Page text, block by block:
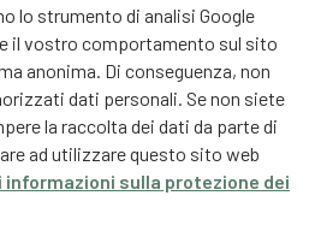
lo strumento di analisi Google
il vostro comportamento sul sito
anonima. Di conseguenza, non
dati personali. Se non siete
la raccolta dei dati da parte di
ad utilizzare questo sito web
informazioni sulla protezione dei
federale dello Sport Macolin